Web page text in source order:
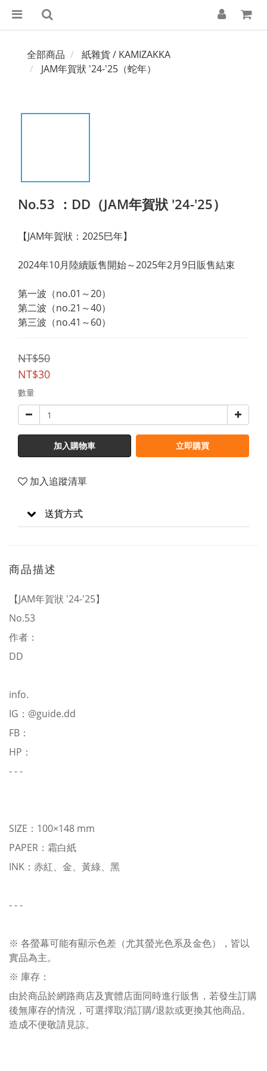
全部商品
紙雜貨 / KAMIZAKKA
JAM年賀狀 '24-'25（蛇年）
No.53 ：DD（JAM年賀狀 '24-'25）
【JAM年賀狀：2025巳年】
2024年10月陸續販售開始～2025年2月9日販售結束
第一波（no.01～20）
第二波（no.21～40）
第三波（no.41～60）
NT$50
NT$30
數量
加入購物車 立即購買
加入追蹤清單
送貨方式
商品描述
【JAM年賀狀 '24-'25】
No.53
作者：
DD
info.
IG： @guide.dd
FB：
HP：
- - -
SIZE：100×148 mm
PAPER：霜白紙
INK：赤紅、金、黃綠、黑
- - -
※ 各螢幕可能有顯示色差（尤其螢光色系及金色），皆以
實品為主。
※ 庫存：
由於商品於網路商店及實體店面同時進行販售，若發生訂購
後無庫存的情況，可選擇取消訂購/退款或更換其他商品。
造成不便敬請見諒。